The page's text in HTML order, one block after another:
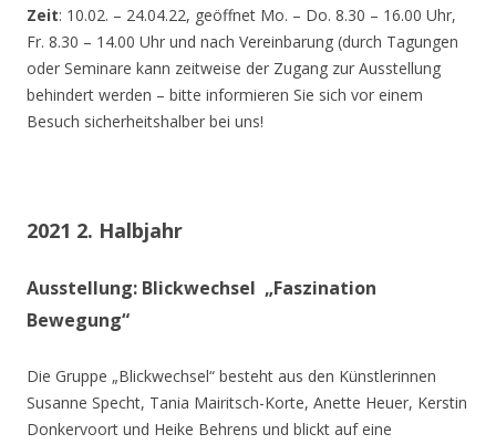
Zeit: 10.02. – 24.04.22, geöffnet Mo. – Do. 8.30 – 16.00 Uhr,
Fr. 8.30 – 14.00 Uhr und nach Vereinbarung (durch Tagungen
oder Seminare kann zeitweise der Zugang zur Ausstellung
behindert werden – bitte informieren Sie sich vor einem
Besuch sicherheitshalber bei uns!
2021 2. Halbjahr
Ausstellung: Blickwechsel „Faszination
Bewegung“
Die Gruppe „Blickwechsel“ besteht aus den Künstlerinnen
Susanne Specht, Tania Mairitsch-Korte, Anette Heuer, Kerstin
Donkervoort und Heike Behrens und blickt auf eine